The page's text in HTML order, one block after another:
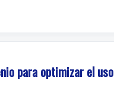
para optimizar el uso